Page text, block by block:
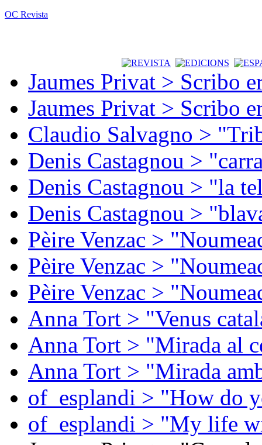
OC Revista
Jaumes Privat > Scribo
Jaumes Privat > Scribo
Claudio Salvagno >
Denis Castagnou >
Denis Castagnou > "la
Denis Castagnou >
Pèire Venzac >
Pèire Venzac >
Pèire Venzac >
Anna Tort > "Venus
Anna Tort > "Mirada al
Anna Tort > "Mirada
of_esplandi > "How do
of_esplandi > "My life